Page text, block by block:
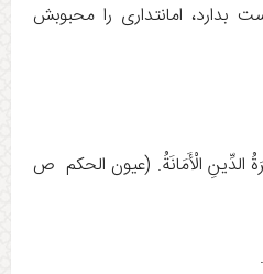
بدارد، امانتدارى را محبوبش
الدِّينِ الْأَمَانَةُ. (عيون الحكم ص